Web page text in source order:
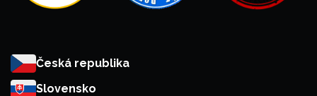
Česká republika
Slovensko